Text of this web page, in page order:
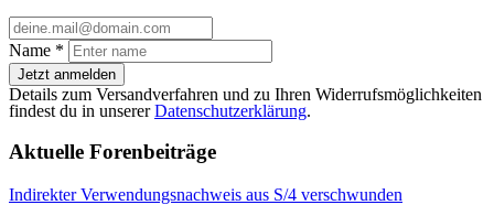
Name *
Jetzt anmelden
Details zum Versandverfahren und zu Ihren Widerrufsmöglichkeiten
findest du in unsererDatenschutzerklärung.
Aktuelle Forenbeiträge
Indirekter Verwendungsnachweis aus S/4 verschwunden